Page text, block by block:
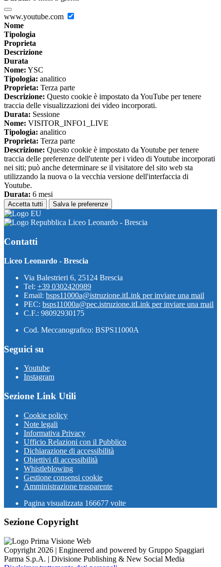
www.youtube.com
Nome
Tipologia
Proprieta
Descrizione
Durata
Nome: YSC
Tipologia: analitico
Proprieta: Terza parte
Descrizione: Questo cookie è impostato da YouTube per tenere
traccia delle visualizzazioni dei video incorporati.
Durata: Sessione
Nome: VISITOR_INFO1_LIVE
Tipologia: analitico
Proprieta: Terza parte
Descrizione: Questo cookie è impostato da Youtube per tenere
traccia delle preferenze dell'utente per i video di Youtube incorporati
nei siti; può anche determinare se il visitatore del sito web sta
utilizzando la nuova o la vecchia versione dell'interfaccia di
Youtube.
Durata: 6 mesi
Accetta tutti Salva le preferenze
Liceo Leonardo - Brescia
Contatti
Liceo Leonardo - Brescia
Via Balestrieri 6, 25124 Brescia
Tel: +39 0302420989
Email: bsps11000a@istruzione.itLink per inviare una mail
PEC: bsps11000a@pec.istruzione.itLink per inviare una mail
C.F.: 98092930175
Cod. Meccanografico: BSPS11000A
Seguici su
Youtube
Instagram
Sezione Link Utili
Cookie policy
Note legali
Informativa Privacy
Ufficio Relazioni con il Pubblico
Dichiarazione di accessibilità
Obiettivi di accessibilità
Whistleblowing
Gestione consensi cookie
Amministrazione trasparente
Pagina visualizzata 166677 volte
Sezione Copyright
Copyright 2026 | Engineered and powered by Gruppo Spaggiari
Parma S.p.A. | Divisione Publishing & New Social Media